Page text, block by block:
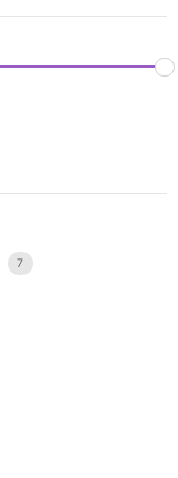
7